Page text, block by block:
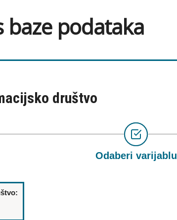
baze podataka
društvo
Odaberi varijablu